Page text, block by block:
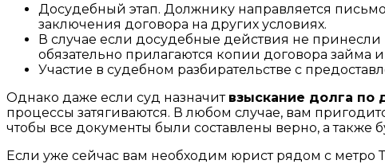
Досудебный этап. Должнику направляется
заключения договора на других условиях.
В случае если досудебные действия не принесли
обязательно прилагаются копии договора
Участие в судебном разбирательстве с
Однако даже если суд назначит взыскание долга по
процессы затягиваются. В любом случае, вам
чтобы все документы были составлены верно, а
Если уже сейчас вам необходим юрист рядом с метро